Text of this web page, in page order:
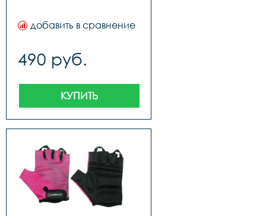
добавить в сравнение
490 руб.
КУПИТЬ